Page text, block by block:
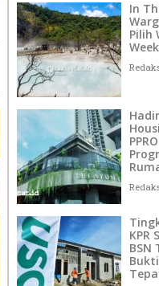
In
Pilih
KPR
BSN